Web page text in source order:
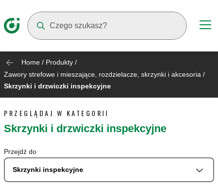
Home / Produkty /
Zawory strefowe i mieszające, rozdzielacze, skrzynki i akcesoria /
Skrzynki i drzwiczki inspekcyjne
PRZEGLĄDAJ W KATEGORII
Skrzynki i drzwiczki inspekcyjne
Przejdź do
Skrzynki inspekcyjne